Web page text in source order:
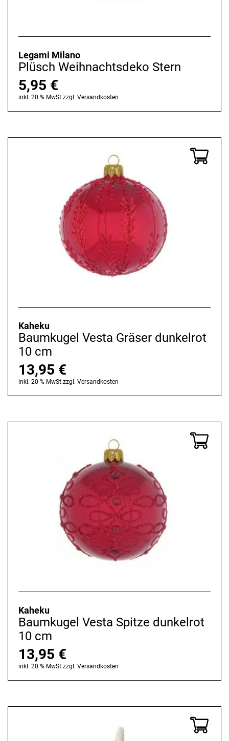
Legami Milano
Plüsch Weihnachtsdeko Stern
5,95 €
inkl. 20 % MwSt.zzgl. Versandkosten
Kaheku
Baumkugel Vesta Gräser dunkelrot
10 cm
13,95 €
inkl. 20 % MwSt.zzgl. Versandkosten
Kaheku
Baumkugel Vesta Spitze dunkelrot
10 cm
13,95 €
inkl. 20 % MwSt.zzgl. Versandkosten